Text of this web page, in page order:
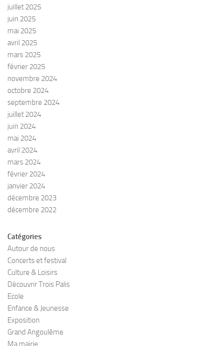
juillet 2025
juin 2025
mai 2025
avril 2025
mars 2025
février 2025
novembre 2024
octobre 2024
septembre 2024
juillet 2024
juin 2024
mai 2024
avril 2024
mars 2024
février 2024
janvier 2024
décembre 2023
décembre 2022
Catégories
Autour de nous
Concerts et festival
Culture & Loisirs
Découvrir Trois Palis
Ecole
Enfance & Jeunesse
Exposition
Grand Angoulême
Ma mairie